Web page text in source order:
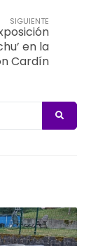
SIGUIENTE
en la
Cardín